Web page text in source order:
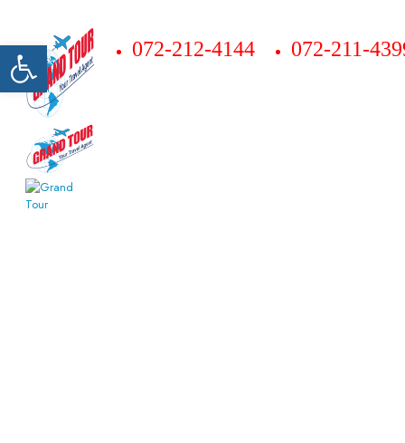
Открыть панель инструментов072-212-4144 072-211-